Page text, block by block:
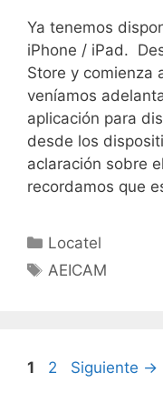
Ya tenemos
iPhone / iPad.
Store y comienza
veníamos
aplicación para
desde los
aclaración sobre
recordamos que
Locatel
AEICAM
1 2 Siguiente →